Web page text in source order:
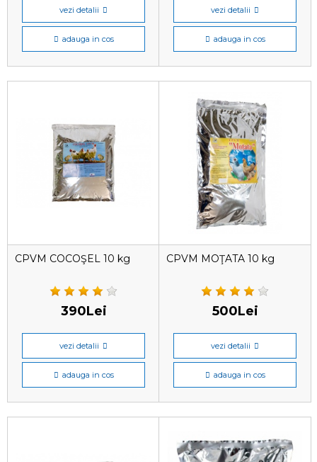
vezi detalii
adauga in cos
vezi detalii
adauga in cos
CPVM COCOŞEL 10 kg
390Lei
vezi detalii
adauga in cos
CPVM MOŢATA 10 kg
500Lei
vezi detalii
adauga in cos